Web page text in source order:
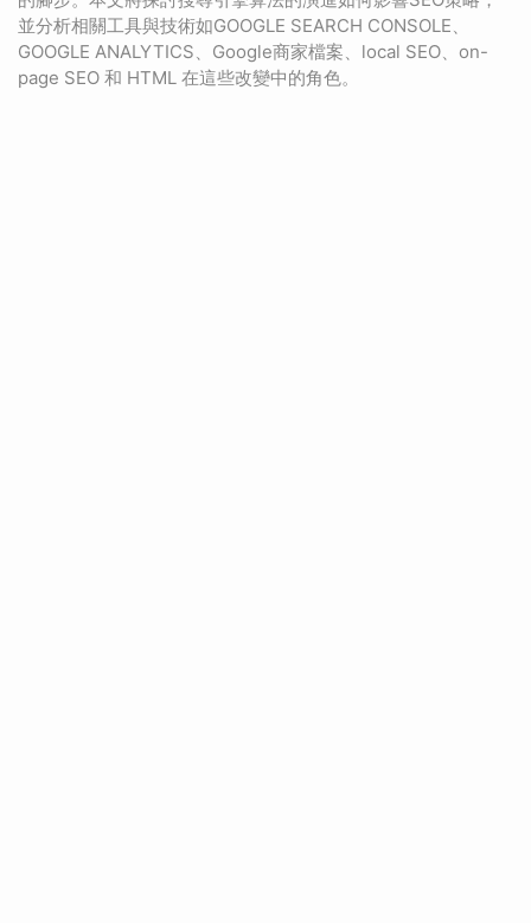
並分析相關工具與技術如GOOGLE SEARCH CONSOLE、
GOOGLE ANALYTICS、Google商家檔案、local SEO、on-
page SEO 和 HTML 在這些改變中的角色。